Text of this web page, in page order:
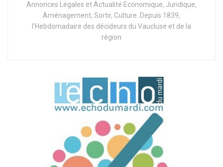
Annonces Légales et Actualité Economique, Juridique,
Aménagement, Sortir, Culture. Depuis 1839,
l'Hebdomadaire des décideurs du Vaucluse et de la
région